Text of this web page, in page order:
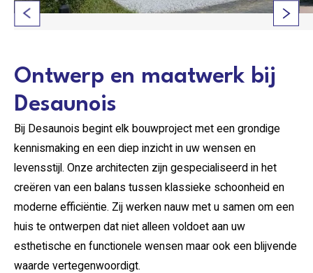
Ontwerp en maatwerk bij
Desaunois
Bij Desaunois begint elk bouwproject met een grondige
kennismaking en een diep inzicht in uw wensen en
levensstijl. Onze architecten zijn gespecialiseerd in het
creëren van een balans tussen klassieke schoonheid en
moderne efficiëntie. Zij werken nauw met u samen om een
huis te ontwerpen dat niet alleen voldoet aan uw
esthetische en functionele wensen maar ook een blijvende
waarde vertegenwoordigt.